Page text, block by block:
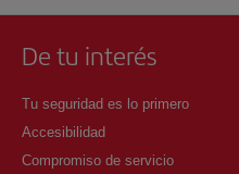
De tu interés
Tu seguridad es lo primero
Accesibilidad
Compromiso de servicio